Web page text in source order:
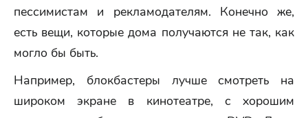
пессимистам и рекламодателям. Конечно же,
есть вещи, которые дома получаются не так, как
могло бы быть.
Например, блокбастеры лучше смотреть на
широком экране в кинотеатре, с хорошим